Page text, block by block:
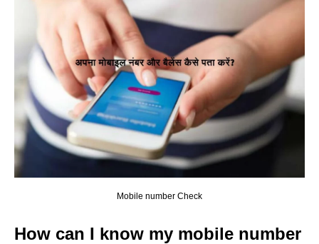
Mobile number Check
How can I know my mobile number